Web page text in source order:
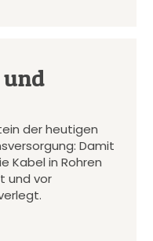
der heutigen
Damit
Kabel in Rohren
und vor